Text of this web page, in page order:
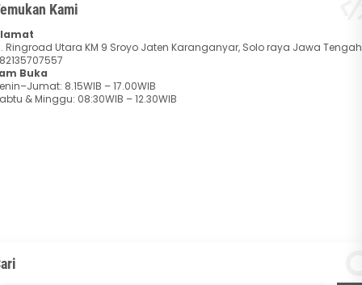
Kami
Ringroad Utara KM 9 Sroyo Jaten Karanganyar, Solo raya Jawa Tengah
Buka
8.15WIB – 17.00WIB
& Minggu: 08:30WIB – 12.30WIB